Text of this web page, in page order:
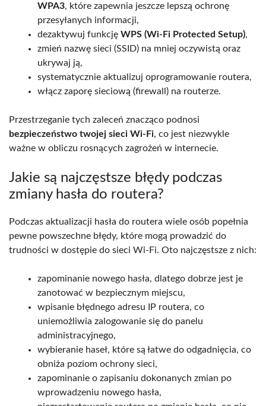
WPA3, które zapewnia jeszcze lepszą ochronę
przesyłanych informacji,
dezaktywuj funkcję WPS (Wi-Fi Protected Setup),
zmień nazwę sieci (SSID) na mniej oczywistą oraz
ukrywaj ją,
systematycznie aktualizuj oprogramowanie routera,
włącz zaporę sieciową (firewall) na routerze.
Przestrzeganie tych zaleceń znacząco podnosi
bezpieczeństwo twojej sieci Wi-Fi, co jest niezwykle
ważne w obliczu rosnących zagrożeń w internecie.
Jakie są najczęstsze błędy podczas
zmiany hasła do routera?
Podczas aktualizacji hasła do routera wiele osób popełnia
pewne powszechne błędy, które mogą prowadzić do
trudności w dostępie do sieci Wi-Fi. Oto najczęstsze z nich:
zapominanie nowego hasła, dlatego dobrze jest je
zanotować w bezpiecznym miejscu,
wpisanie błędnego adresu IP routera, co
uniemożliwia zalogowanie się do panelu
administracyjnego,
wybieranie haseł, które są łatwe do odgadnięcia, co
obniża poziom ochrony sieci,
zapominanie o zapisaniu dokonanych zmian po
wprowadzeniu nowego hasła,